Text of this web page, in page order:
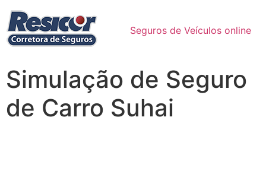
Seguros de Veículos online
Simulação de Seguro
de Carro Suhai